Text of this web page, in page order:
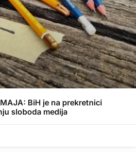
MAJA: BiH je na prekretnici
sloboda medija